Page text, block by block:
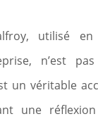
utilisé
n’est
un véritable
une